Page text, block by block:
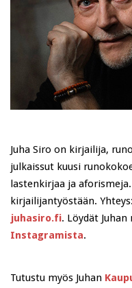
Juha Siro on kirjailija,
julkaissut kuusi
lastenkirjaa ja
kirjailijantyöstään.
juhasiro.fi. Löydät Juhan
Instagramista.
Tutustu myös Juhan